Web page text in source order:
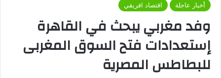
أخبار عاجلة اقتصاد افريقي
وفد مغربي يبحث في القاهرة
إستعدادات فتح السوق المغربى
للبطاطس المصرية